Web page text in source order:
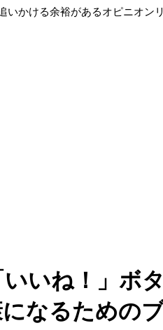
いかける余裕があるオピニオンリ
いね！」ボ
なるための